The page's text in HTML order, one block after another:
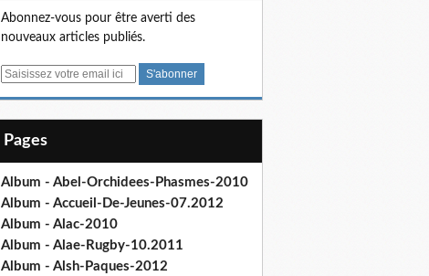
Abonnez-vous pour être averti des
nouveaux articles publiés.
E
Pages
Album - Abel-Orchidees-Phasmes-2010
Album - Accueil-De-Jeunes-07.2012
Album - Alac-2010
Album - Alae-Rugby-10.2011
Album - Alsh-Paques-2012